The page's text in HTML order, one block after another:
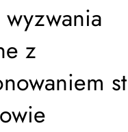
wyzwania
z